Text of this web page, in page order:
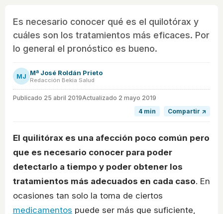
Es necesario conocer qué es el quilotórax y
cuáles son los tratamientos más eficaces. Por
lo general el pronóstico es bueno.
MJ Mª José Roldán Prieto
Redacción Bekia Salud
Publicado 25 abril 2019Actualizado 2 mayo 2019
4 min
Compartir ↗
El quilitórax es una afección poco común pero
que es necesario conocer para poder
detectarlo a tiempo y poder obtener los
tratamientos más adecuados en cada caso. En
ocasiones tan solo la toma de ciertos
medicamentos puede ser más que suficiente,